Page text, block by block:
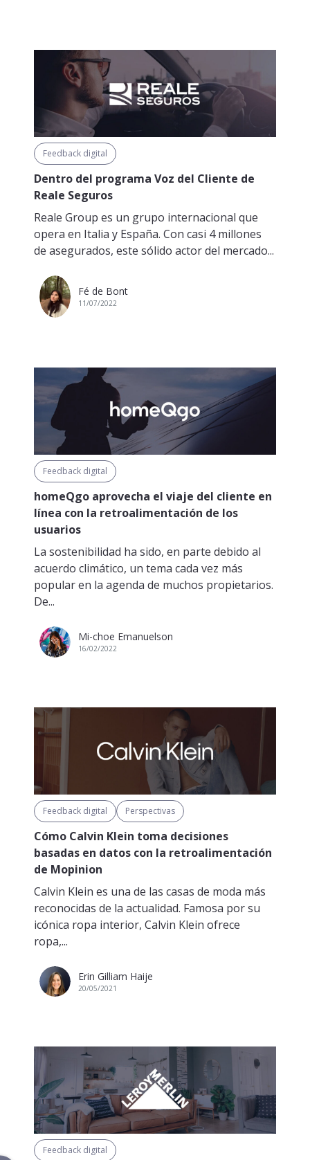
Feedback digital
Dentro del programa Voz del Cliente de
Reale Seguros
Reale Group es un grupo internacional que
opera en Italia y España. Con casi 4 millones
de asegurados, este sólido actor del mercado...
Fé de Bont
11/07/2022
Feedback digital
homeQgo aprovecha el viaje del cliente en
línea con la retroalimentación de los
usuarios
La sostenibilidad ha sido, en parte debido al
acuerdo climático, un tema cada vez más
popular en la agenda de muchos propietarios.
De...
Mi-choe Emanuelson
16/02/2022
Feedback digital Perspectivas
Cómo Calvin Klein toma decisiones
basadas en datos con la retroalimentación
de Mopinion
Calvin Klein es una de las casas de moda más
reconocidas de la actualidad. Famosa por su
icónica ropa interior, Calvin Klein ofrece
ropa,...
Erin Gilliam Haije
20/05/2021
Feedback digital